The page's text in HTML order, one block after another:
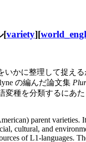
[variety][
かに整理して捉える
の編んだ論文集
種を分類するにあ
parent varieties.
cultural, and
of L1-languages.